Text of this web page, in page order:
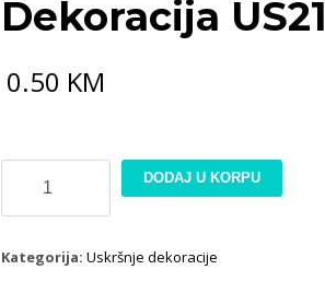
Dekoracija US21
0.50 KM
količina
DODAJ U KORPU
Kategorija: Uskršnje dekoracije